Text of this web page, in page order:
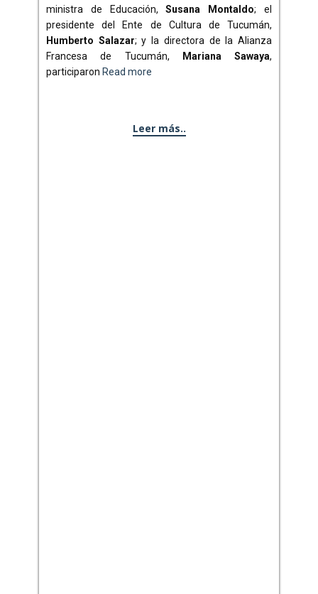
ministra de Educación,Susana Montaldo; el
presidente del Ente de Cultura de Tucumán,
Humberto Salazar; y la directora de la Alianza
Francesa de Tucumán,
Mariana Sawaya,
participaron Read more
Leer más..